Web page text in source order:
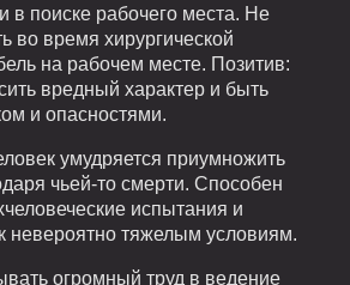
в поиске рабочего места. Не
во время хирургической
на рабочем месте. Позитив:
вредный характер и быть
и опасностями.
умудряется приумножить
чьей-то смерти. Способен
испытания и
невероятно тяжелым условиям.
огромный труд в ведение